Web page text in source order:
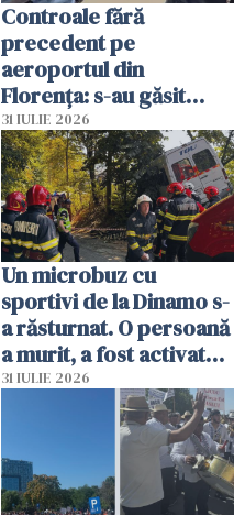
Controale fără
precedent pe
aeroportul din
Florența: s-au găsit
capete de aligator și o
sumă imensă de bani
31 IULIE 2026
Un microbuz cu
sportivi de la Dinamo s-
a răsturnat. O persoană
a murit, a fost activat
planul roșu de
31 IULIE 2026